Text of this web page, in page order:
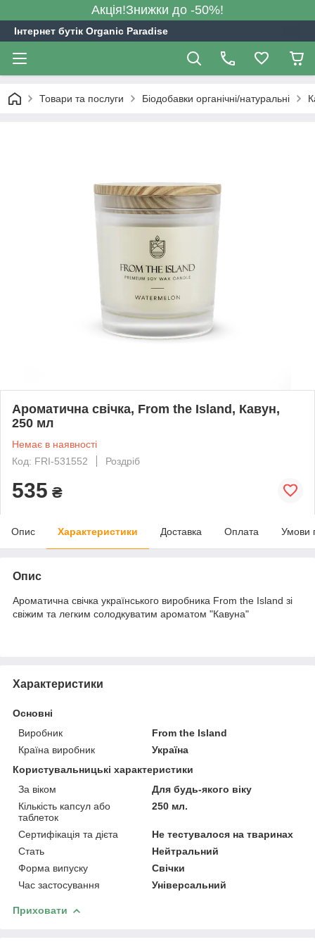
Акція!Знижки до -50%!
Інтернет бутік Organic Paradise
Товари та послуги Біодобавки органічні/натуральні
Ароматична свічка, From the Island, Кавун,
250 мл
Немає в наявності
Код: FRI-531552
Роздріб
535 ₴
Опис Характеристики Доставка Оплата Умови
Опис
Ароматична свічка українського виробника From the Island зі
свіжим та легким солодкуватим ароматом "Кавуна"
Характеристики
Основні
Виробник
From the Island
Країна виробник
Україна
Користувальницькі характеристики
За віком
Для будь-якого віку
Кількість капсул або
таблеток
250 мл.
Сертифікація та дієта
Не тестувалося на тваринах
Стать
Нейтральний
Форма випуску
Свічки
Час застосування
Універсальний
Приховати